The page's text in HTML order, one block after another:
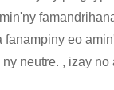
fanampiny eo
neutre. , izay no